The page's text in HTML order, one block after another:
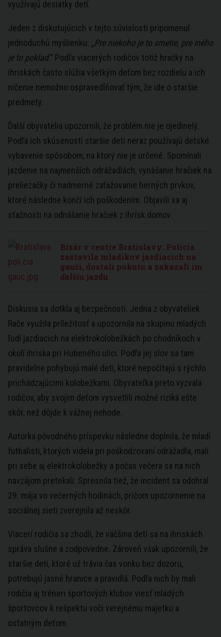
využívajú desiatky detí.
Jeden z diskutujúcich v tejto súvislosti pripomenul
jednoduchú myšlienku: „Pre niekoho je to smetie, pre iného
je to poklad.“ Podľa viacerých rodičov totiž hračky na
ihriskách často slúžia všetkým deťom bez rozdielu a ich
ničenie nemožno ospravedlňovať tým, že ide o staršie
predmety.
Ďalší obyvatelia upozornili, že problém nie je ojedinelý.
Podľa ich skúseností staršie deti neraz používajú detské
vybavenie spôsobom, na ktorý nie je určené. Spomínali
jazdenie na najmenších odrážadlách, vynášanie hračiek na
preliezačky či nadmerné zaťažovanie herných prvkov,
ktoré následne končí ich poškodením. Objavili sa aj
sťažnosti na odnášanie hračiek z ihrísk domov.
Bizár v centre Bratislavy: Polícia
zastavila mladíkov jazdiacich na
gauči, dostali pokutu a zakázali im
ďalšiu jazdu
Diskusia sa dotkla aj bezpečnosti. Jedna z obyvateliek
Rače využila príležitosť a upozornila na skupinu mladých
ľudí jazdiacich na elektrokolobežkách po chodníkoch v
okolí ihriska pri Hubeného ulici. Podľa jej slov sa tam
pravidelne pohybujú malé deti, ktoré nepočítajú s rýchlo
prichádzajúcimi kolobežkami. Obyvateľka preto vyzvala
rodičov, aby svojim deťom vysvetlili možné riziká ešte
skôr, než dôjde k vážnej nehode.
Autorka pôvodného príspevku následne doplnila, že mladí
futbalisti, ktorých videla pri poškodzovaní odrážadla, mali
pri sebe aj elektrokolobežky a počas večera sa na nich
navzájom pretekali. Spresnila tiež, že incident sa odohral
29. mája vo večerných hodinách, pričom upozornenie na
sociálnej sieti zverejnila až neskôr.
Viacerí rodičia sa zhodli, že väčšina detí sa na ihriskách
správa slušne a zodpovedne. Zároveň však upozornili, že
staršie deti, ktoré už trávia čas vonku bez dozoru,
potrebujú jasné hranice a pravidlá. Podľa nich by mali
rodičia aj tréneri športových klubov viesť mladých
športovcov k rešpektu voči verejnému majetku a
ostatným deťom.